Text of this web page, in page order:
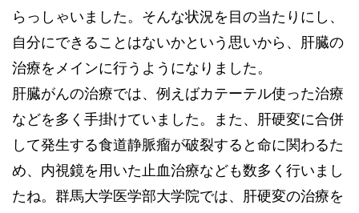
らっしゃいました。そんな状況を目の当たりにし、
自分にできることはないかという思いから、肝臓の
治療をメインに行うようになりました。
肝臓がんの治療では、例えばカテーテル使った治療
などを多く手掛けていました。また、肝硬変に合併
して発生する食道静脈瘤が破裂すると命に関わるた
め、内視鏡を用いた止血治療なども数多く行いまし
たね。群馬大学医学部大学院では、肝硬変の治療を